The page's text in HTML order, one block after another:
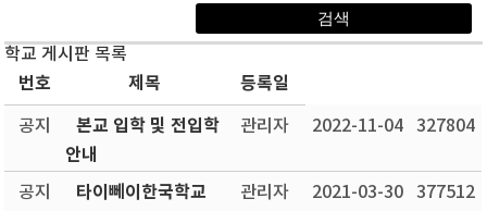
학교 게시판 목록
번호 제목 등록일
공지
본교 입학 및 전입학
안내
관리자 2022-11-04 327804
공지
타이뻬이한국학교
관리자 2021-03-30 377512